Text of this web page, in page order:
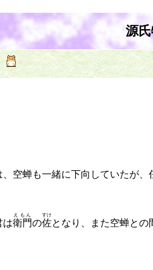
源
空蝉も一緒に下向していたが
は衛門
えもん
の佐
すけ
となり、また空蝉と